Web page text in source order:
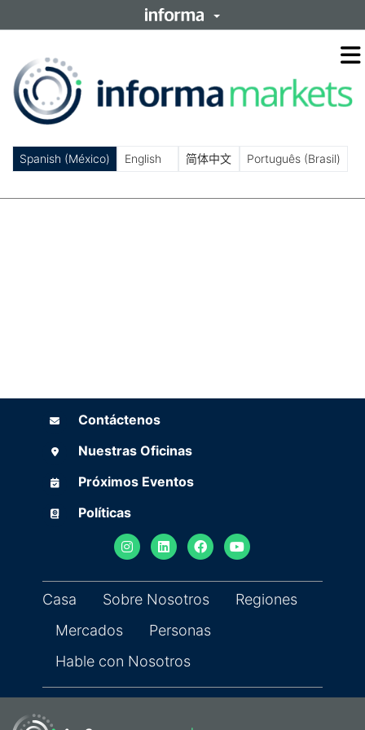
English 简体中文 Português (Brasil)
Spanish (México)
Contáctenos
Contáctenos
Nuestras Oficinas
Nuestras Oficinas
Próximos Eventos
Próximos Eventos
Políticas
Políticas(opens in new tab)
Casa Sobre Nosotros
Regiones
Mercados
Personas
Hable con Nosotros